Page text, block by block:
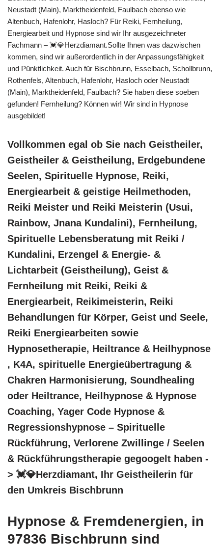
Neustadt (Main), Marktheidenfeld, Faulbach ebenso wie
Altenbuch, Hafenlohr, Hasloch? Für Reiki, Fernheilung,
Energiearbeit und Hypnose sind wir Ihr ausgezeichneter
Fachmann – 💓️💎Herzdiamant.Sollte Ihnen was dazwischen
kommen, sind wir außerordentlich in der Anpassungsfähigkeit
und Pünktlichkeit. Auch für Bischbrunn, Esselbach, Schollbrunn,
Rothenfels, Altenbuch, Hafenlohr, Hasloch oder Neustadt
(Main), Marktheidenfeld, Faulbach? Sie haben diese soeben
gefunden! Fernheilung? Können wir! Wir sind in Hypnose
ausgebildet!
Vollkommen egal ob Sie nach Geistheiler,
Geistheiler & Geistheilung, Erdgebundene
Seelen, Spirituelle Hypnose, Reiki,
Energiearbeit & geistige Heilmethoden,
Reiki Meister und Reiki Meisterin (Usui,
Rainbow, Jnana Kundalini), Fernheilung,
Spirituelle Lebensberatung mit Reiki /
Kundalini, Erzengel & Energie- &
Lichtarbeit (Geistheilung), Geist &
Fernheilung mit Reiki, Reiki &
Energiearbeit, Reikimeisterin, Reiki
Behandlungen für Körper, Geist und Seele,
Reiki Energiearbeiten sowie
Hypnosetherapie, Heiltrance & Heilhypnose
, K4A, spirituelle Energieübertragung &
Chakren Harmonisierung, Soundhealing
oder Heiltrance, Heilhypnose & Hypnose
Coaching, Yager Code Hypnose &
Regressionshypnose – Spirituelle
Rückführung, Verlorene Zwillinge / Seelen
& Rückführungstherapie gegoogelt haben -
> 💓️💎Herzdiamant, Ihr Geistheilerin für
den Umkreis Bischbrunn
Hypnose & Fremdenergien, in
97836 Bischbrunn sind